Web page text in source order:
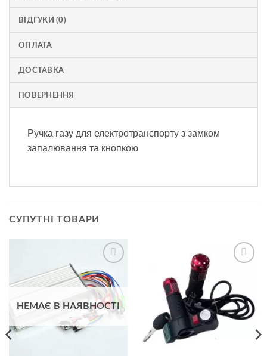
ВІДГУКИ (0)
ОПЛАТА
ДОСТАВКА
ПОВЕРНЕННЯ
Ручка газу для електротранспорту з замком
запалювання та кнопкою
СУПУТНІ ТОВАРИ
Додати
до
списку
бажань
НЕМАЄ В НАЯВНОСТІ
списку
бажань